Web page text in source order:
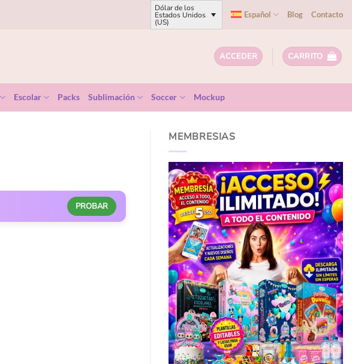
Dólar de los
Estados Unidos
(US)
Español Blog Contacto
ACCEDER CARRITO
Escolar Packs Sublimación Soccer Mockup
PROBAR
MEMBRESIAS